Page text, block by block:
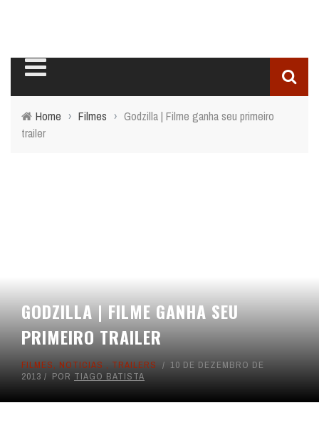
Home › Filmes › Godzilla | Filme ganha seu primeiro
trailer
GODZILLA | FILME GANHA SEU
PRIMEIRO TRAILER
FILMES, NOTICIAS , TRAILERS
10 DE DEZEMBRO DE
2013
POR TIAGO BATISTA